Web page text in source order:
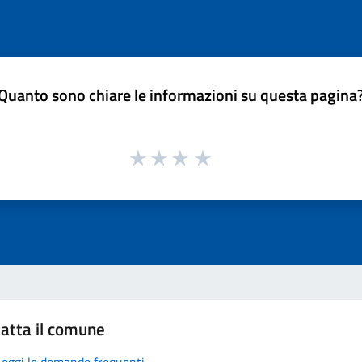
sono chiare le informazioni su questa
il comune